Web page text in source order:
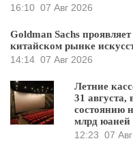
16:10 07 Авг 2026
Goldman Sachs
китайском рынке
14:14 07 Авг 2026
Летние
31 августа,
состоянию
млрд юаней
12:23 07